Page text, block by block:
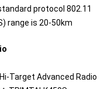
protocol 802.11
range is 20-50km
Target Advanced Radio